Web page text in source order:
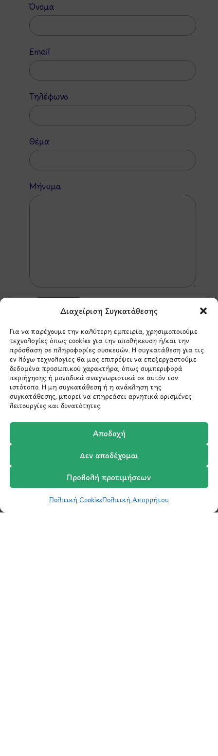
Διαχείριση Συγκατάθεσης
Για να παρέχουμε την καλύτερη εμπειρία, χρησιμοποιούμε
τεχνολογίες όπως cookies για την αποθήκευση ή/και την
πρόσβαση σε πληροφορίες συσκευών. Η συγκατάθεση για τις
εν λόγω τεχνολογίες θα μας επιτρέψει να επεξεργαστούμε
δεδομένα προσωπικού χαρακτήρα, όπως συμπεριφορά
περιήγησης ή μοναδικά αναγνωριστικά σε αυτόν τον
ιστότοπο. Η μη συγκατάθεση ή η ανάκληση της
συγκατάθεσης, μπορεί να επηρεάσει αρνητικά ορισμένες
λειτουργίες και δυνατότητες.
Αποδοχή
Δεν αποδέχομαι
Προβολή προτιμήσεων
Πολιτική CookiesΠολιτική Απορρήτου
Όνομα
Email
Τηλέφωνο
Θέμα
Μήνυμα
*Αυτός ο ιστότοπος προστατεύεται από το σύστημα
reCAPTCHA και ισχύουν ηΠολιτική Απορρήτουκαι οι
Όροι Παροχής Υπηρεσιών της Google.
ΣΤΟΙΧΕΙΑ ΕΠΙΚΟΙΝΩΝΙΑΣ
Holargos Center (Ισόγειο)
Λ.Περικλέους 56,
Χολαργός 15561
info@ypografi.com
ΚαλάθιΣύγκριση
Ο Λογαριασμός μου